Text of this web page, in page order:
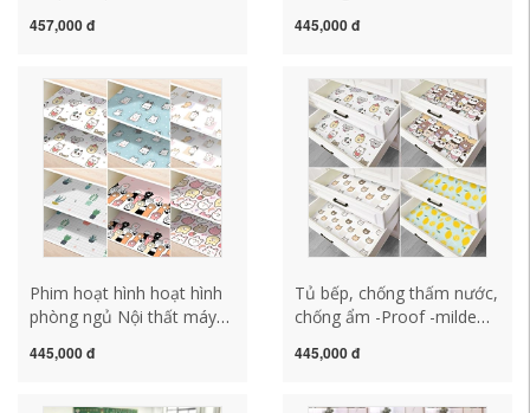
không thấm nước và rửa
khăn trải bàn ăn đẹp khăn
trải bàn trang trí
457,000 đ
moisture -Proof sticker
máy tính để bàn dày hơn
khan trai ban dep khăn trải
bàn sự kiện
445,000 đ
Phim hoạt hình hoạt hình
phòng ngủ Nội thất máy
nền tủ bếp tủ bàn bên bàn
445,000 đ
Tủ bếp, chống thấm nước,
chống ẩm -Proof -mildew
thất tủ đồ nội thất phòng
445,000 đ